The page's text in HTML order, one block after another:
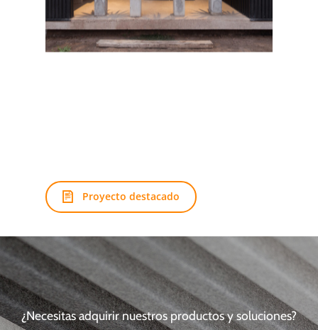
Proyecto destacado
¿Necesitas adquirir nuestros productos y soluciones?